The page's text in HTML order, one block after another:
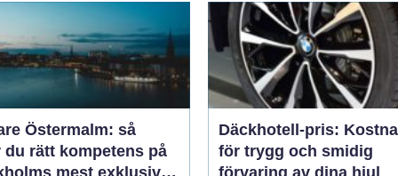
Östermalm: så
du rätt kompetens på
mest exklusiva
Däckhotell-pris:
för trygg och smidig
förvaring av dina hjul